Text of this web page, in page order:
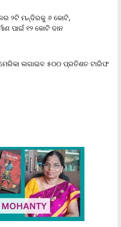
୨ଟି ମନ୍ଦିରକୁ ୬ କୋଟି,
ପାଇଁ ୧୨ କୋଟି ଦାନ
ଲଗାଇବ ୫୦୦ ପ୍ରତିଶତ ଟାରିଫ